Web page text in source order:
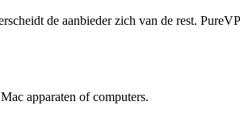
de aanbieder zich van de rest.
apparaten of computers.